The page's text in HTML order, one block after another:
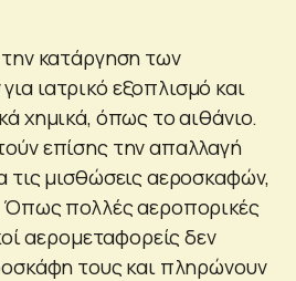
κατάργηση των
ιατρικό εξοπλισμό και
χημικά, όπως το αιθάνιο.
επίσης την απαλλαγή
τις μισθώσεις αεροσκαφών,
πολλές αεροπορικές
αερομεταφορείς δεν
τους και πληρώνουν